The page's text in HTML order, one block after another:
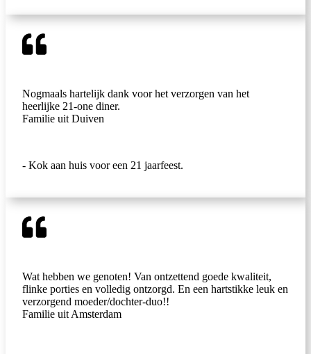
Nogmaals hartelijk dank voor het verzorgen van het
heerlijke 21-one diner.
Familie uit Duiven
- Kok aan huis voor een 21 jaarfeest.
Wat hebben we genoten! Van ontzettend goede kwaliteit,
flinke porties en volledig ontzorgd. En een hartstikke leuk en
verzorgend moeder/dochter-duo!!
Familie uit Amsterdam